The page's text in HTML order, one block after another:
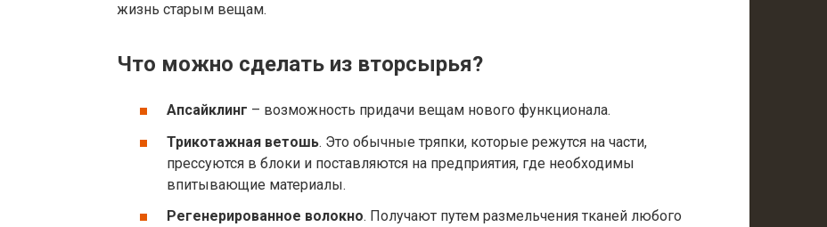
жизнь старым вещам.
Что можно сделать из вторсырья?
Апсайклинг – возможность придачи вещам нового функционала.
Трикотажная ветошь. Это обычные тряпки, которые режутся на части,
прессуются в блоки и поставляются на предприятия, где необходимы
впитывающие материалы.
Регенерированное волокно. Получают путем размельчения тканей любого